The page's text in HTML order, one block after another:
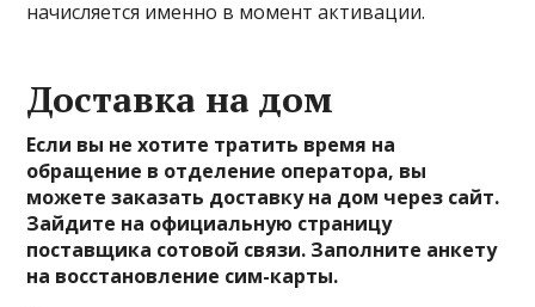
начисляется именно в момент активации.
Доставка на дом
Если вы не хотите тратить время на
обращение в отделение оператора, вы
можете заказать доставку на дом через сайт.
Зайдите на официальную страницу
поставщика сотовой связи. Заполните анкету
на восстановление сим-карты.